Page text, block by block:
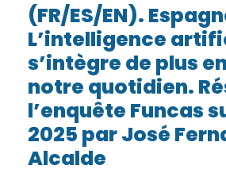
(FR/ES/EN).
L’intelligence
s’intègre de plus
notre quotidien.
l’enquête Funcas
2025 par José
Alcalde